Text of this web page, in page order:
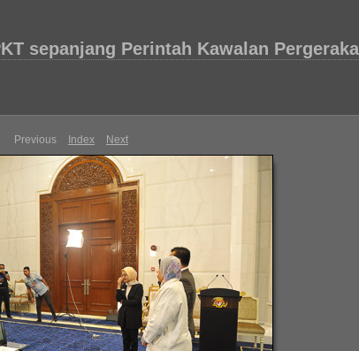
sepanjang Perintah Kawalan
Previous Index Next